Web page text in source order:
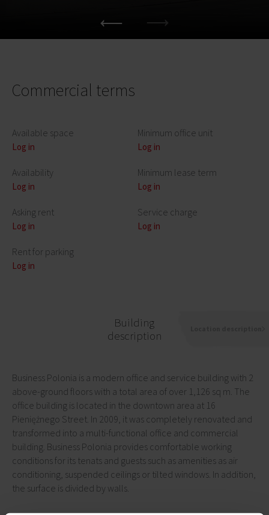
Commercial terms
Available space
Log in
Availability
Log in
Asking rent
Log in
Rent for parking
Log in
Minimum office unit
Log in
Minimum lease term
Log in
Service charge
Log in
Building
description
Business Polonia is a modern office and service building with 2
above-ground floors with a total area of ​​over 1,126 sq m. The
office building is located in the downtown area at 16
Pieniężnego Street. In 2009, it was completely renovated and
transformed into a multi-functional office and commercial
building. Business Polonia provides comfortable working
conditions for its tenats and guests such as amenities as air
conditioning, suspended ceilings or tilted windows. In addition,
the surface is divided by walls.